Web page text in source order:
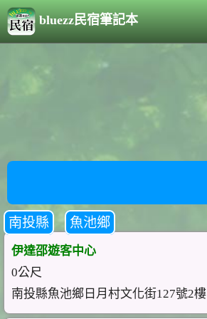
bluezz民宿筆記本
南投縣 魚池鄉
伊達邵遊客中心
0公尺
南投縣魚池鄉日月村文化街127號2樓